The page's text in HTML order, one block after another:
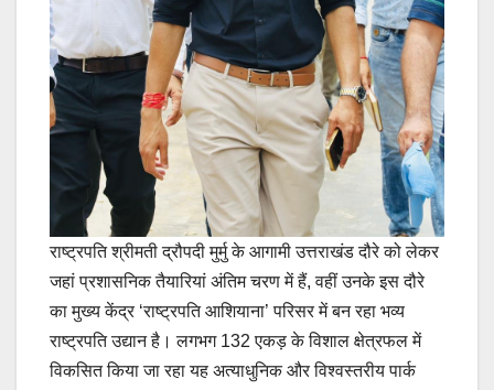
राष्ट्रपति श्रीमती द्रौपदी मुर्मु के आगामी उत्तराखंड दौरे को लेकर
जहां प्रशासनिक तैयारियां अंतिम चरण में हैं, वहीं उनके इस दौरे
का मुख्य केंद्र ‘राष्ट्रपति आशियाना’ परिसर में बन रहा भव्य
राष्ट्रपति उद्यान है। लगभग 132 एकड़ के विशाल क्षेत्रफल में
विकसित किया जा रहा यह अत्याधुनिक और विश्वस्तरीय पार्क